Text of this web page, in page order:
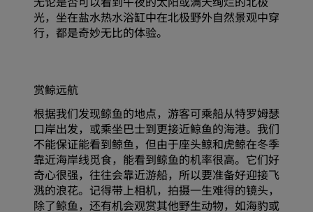
光，坐在盐水热水浴缸中在北极野外自然景观中穿
行，都是奇妙无比的体验。
赏鲸远航
根据我们发现鲸鱼的地点，游客可乘船从特罗姆瑟
口岸出发，或乘坐巴士到更接近鲸鱼的海港。我们
不能保证能看到鲸鱼，但由于座头鲸和虎鲸在冬季
靠近海岸线觅食，能看到鲸鱼的机率很高。它们好
奇心很强，往往会靠近游船，所以要准备好迎接飞
溅的浪花。记得带上相机，拍摄一生难得的镜头，
除了鲸鱼，还有机会观赏其他野生动物，如海豹或